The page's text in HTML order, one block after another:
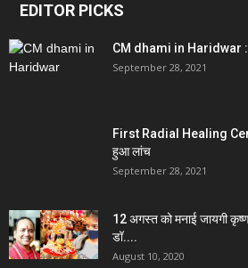
EDITOR PICKS
CM dhami in Haridwar :
September 28, 2021
First Radial Healing
हुआ लांच
September 28, 2021
12 अगस्त को मनाई जायगी
डॉ....
August 10, 2020